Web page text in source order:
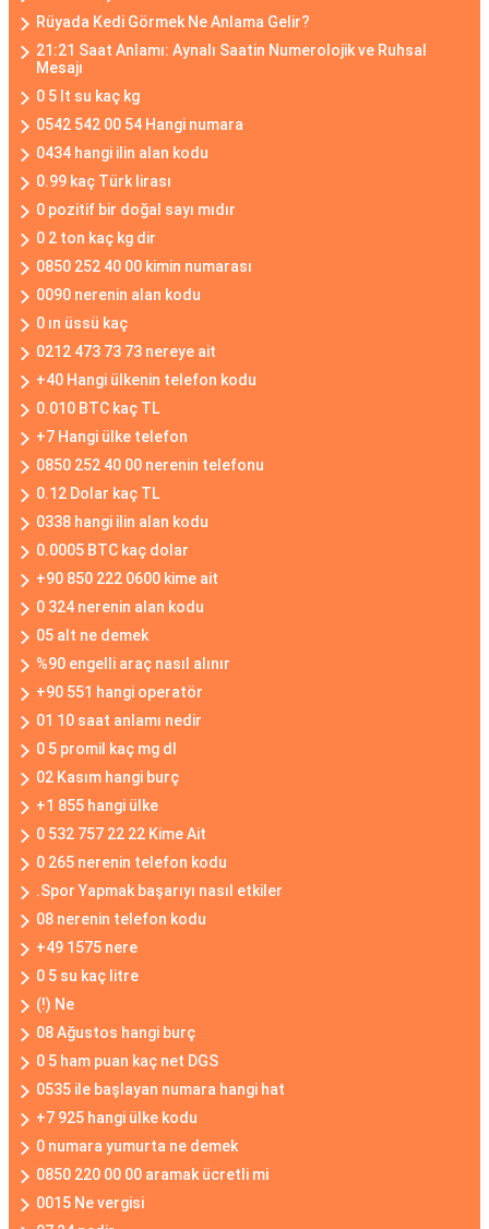
Rüyada Kedi Görmek Ne Anlama Gelir?
21:21 Saat Anlamı: Aynalı Saatin Numerolojik ve Ruhsal
Mesajı
0 5 lt su kaç kg
0542 542 00 54 Hangi numara
0434 hangi ilin alan kodu
0.99 kaç Türk lirası
0 pozitif bir doğal sayı mıdır
0 2 ton kaç kg dir
0850 252 40 00 kimin numarası
0090 nerenin alan kodu
0 ın üssü kaç
0212 473 73 73 nereye ait
+40 Hangi ülkenin telefon kodu
0.010 BTC kaç TL
+7 Hangi ülke telefon
0850 252 40 00 nerenin telefonu
0.12 Dolar kaç TL
0338 hangi ilin alan kodu
0.0005 BTC kaç dolar
+90 850 222 0600 kime ait
0 324 nerenin alan kodu
05 alt ne demek
%90 engelli araç nasıl alınır
+90 551 hangi operatör
01 10 saat anlamı nedir
0 5 promil kaç mg dl
02 Kasım hangi burç
+1 855 hangi ülke
0 532 757 22 22 Kime Ait
0 265 nerenin telefon kodu
.Spor Yapmak başarıyı nasıl etkiler
08 nerenin telefon kodu
+49 1575 nere
0 5 su kaç litre
(!) Ne
08 Ağustos hangi burç
0 5 ham puan kaç net DGS
0535 ile başlayan numara hangi hat
+7 925 hangi ülke kodu
0 numara yumurta ne demek
0850 220 00 00 aramak ücretli mi
0015 Ne vergisi